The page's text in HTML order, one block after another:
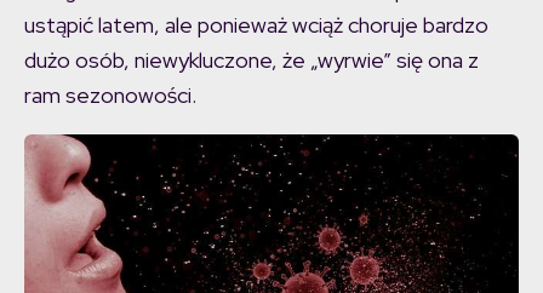
ustąpić latem, ale ponieważ wciąż choruje bardzo
dużo osób, niewykluczone, że „wyrwie” się ona z
ram sezonowości.